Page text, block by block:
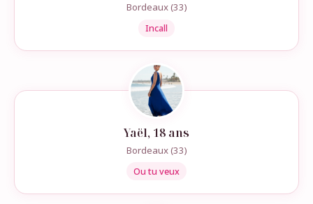
Bordeaux (33)
Incall
Yaël, 18 ans
Bordeaux (33)
Ou tu veux